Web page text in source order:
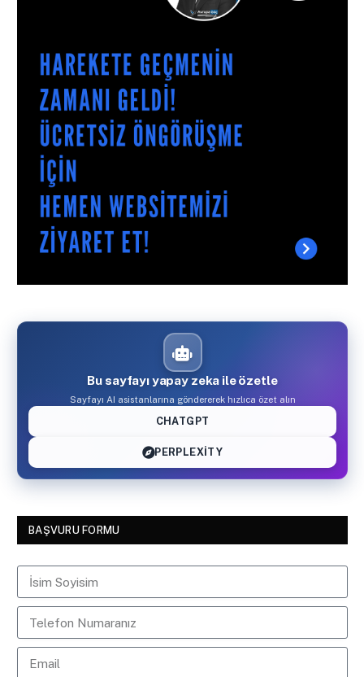
Bu sayfayı yapay zeka ile özetle
Sayfayı AI asistanlarına göndererek hızlıca özet alın
CHATGPT
PERPLEXITY
BAŞVURU FORMU